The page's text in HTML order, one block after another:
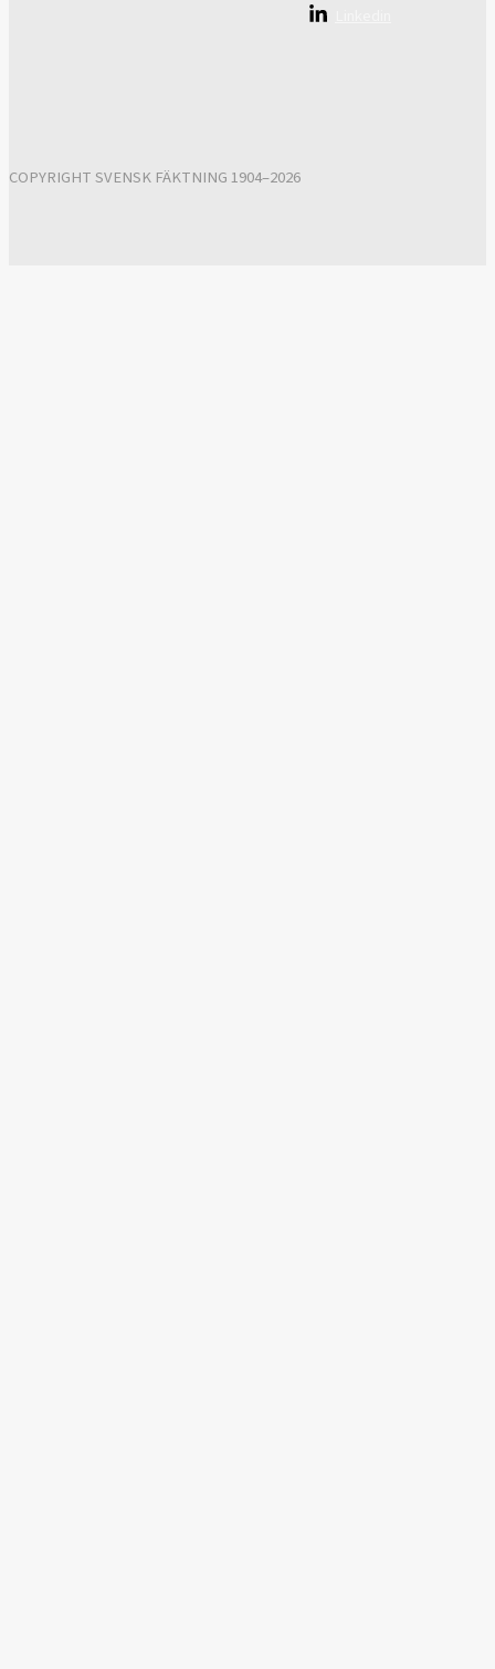
COPYRIGHT SVENSK FÄKTNING 1904–2026